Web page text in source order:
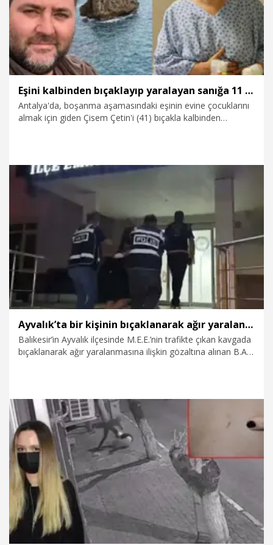
eylemi planlayarak yapmadım" dedi.
Eşini kalbinden bıçaklayıp yaralayan sanığa 11 yıl hapis
Antalya'da, boşanma aşamasındaki eşinin evine çocuklarını
almak için giden Çisem Çetin'i (41) bıçakla kalbinden
Gündem
Ayvalık’ta bir kişinin bıçaklanarak ağır yaralandığı trafik kavgasında 2 şüpheli tutuklandı
Balıkesir’in Ayvalık ilçesinde M.E.E.’nin trafikte çıkan kavgada
bıçaklanarak ağır yaralanmasına ilişkin gözaltına alınan B.A.
13.07.2026 Gündem